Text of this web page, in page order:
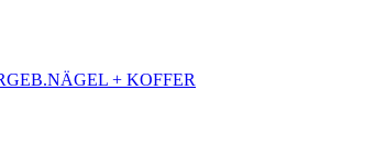
+ KOFFER